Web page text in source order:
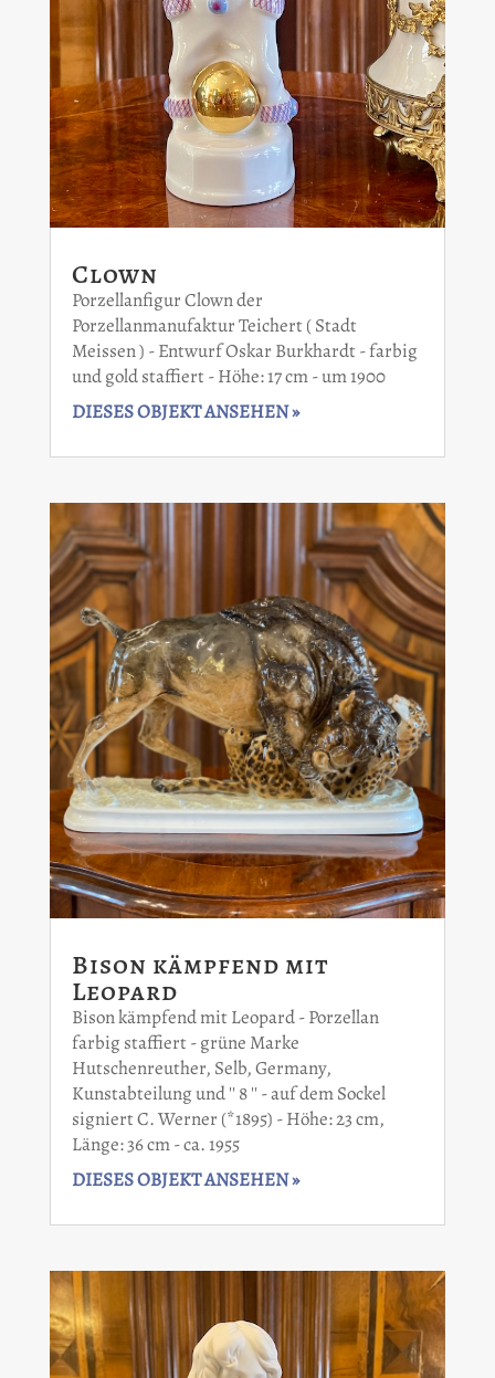
Clown
Porzellanfigur Clown der
Porzellanmanufaktur Teichert ( Stadt
Meissen ) - Entwurf Oskar Burkhardt - farbig
und gold staffiert - Höhe: 17 cm - um 1900
DIESES OBJEKT ANSEHEN »
Bison kämpfend mit
Leopard
Bison kämpfend mit Leopard - Porzellan
farbig staffiert - grüne Marke
Hutschenreuther, Selb, Germany,
Kunstabteilung und '' 8 '' - auf dem Sockel
signiert C. Werner (*1895) - Höhe: 23 cm,
Länge: 36 cm - ca. 1955
DIESES OBJEKT ANSEHEN »